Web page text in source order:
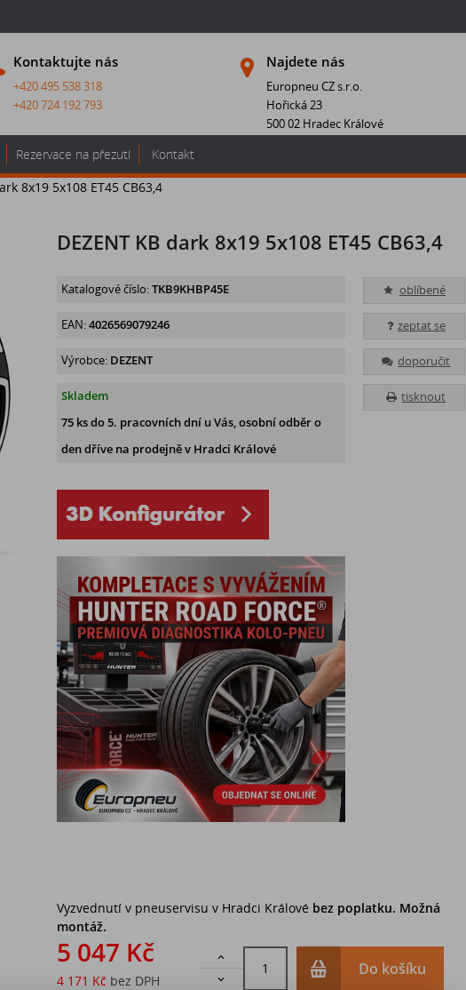
Kontaktujte nás
+420 495 538 318
+420 724 192 793
Najdete nás
Europneu CZ s.r.o.
Hořická 23
500 02 Hradec Králové
Rezervace na přezutí
Kontakt
8x19 5x108 ET45 CB63,4
DEZENT KB dark 8x19 5x108 ET45 CB63,4
oblíbené
zeptat se
doporučit
tisknout
Katalogové číslo:TKB9KHBP45E
EAN:4026569079246
Výrobce: DEZENT
Skladem
75 ksdo 5. pracovních dní u Vás, osobní odběr o
den dříve na prodejněv Hradci Králové
Vyzvednutí v pneuservisu v Hradci Králové bez poplatku. Možná
montáž.
5 047 Kč
4 171 Kč bez DPH


Do košíku